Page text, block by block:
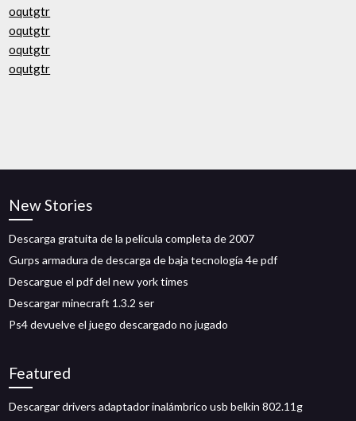
oqutgtr
oqutgtr
oqutgtr
oqutgtr
New Stories
Descarga gratuita de la película completa de 2007
Gurps armadura de descarga de baja tecnología 4e pdf
Descargue el pdf del new york times
Descargar minecraft 1.3.2 ser
Ps4 devuelve el juego descargado no jugado
Featured
Descargar drivers adaptador inalámbrico usb belkin 802.11g